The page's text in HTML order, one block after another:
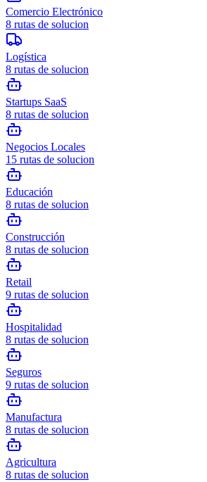
Comercio Electrónico
8 rutas de solucion
Logística
8 rutas de solucion
Startups SaaS
8 rutas de solucion
Negocios Locales
15 rutas de solucion
Educación
8 rutas de solucion
Construcción
8 rutas de solucion
Retail
9 rutas de solucion
Hospitalidad
8 rutas de solucion
Seguros
9 rutas de solucion
Manufactura
8 rutas de solucion
Agricultura
8 rutas de solucion